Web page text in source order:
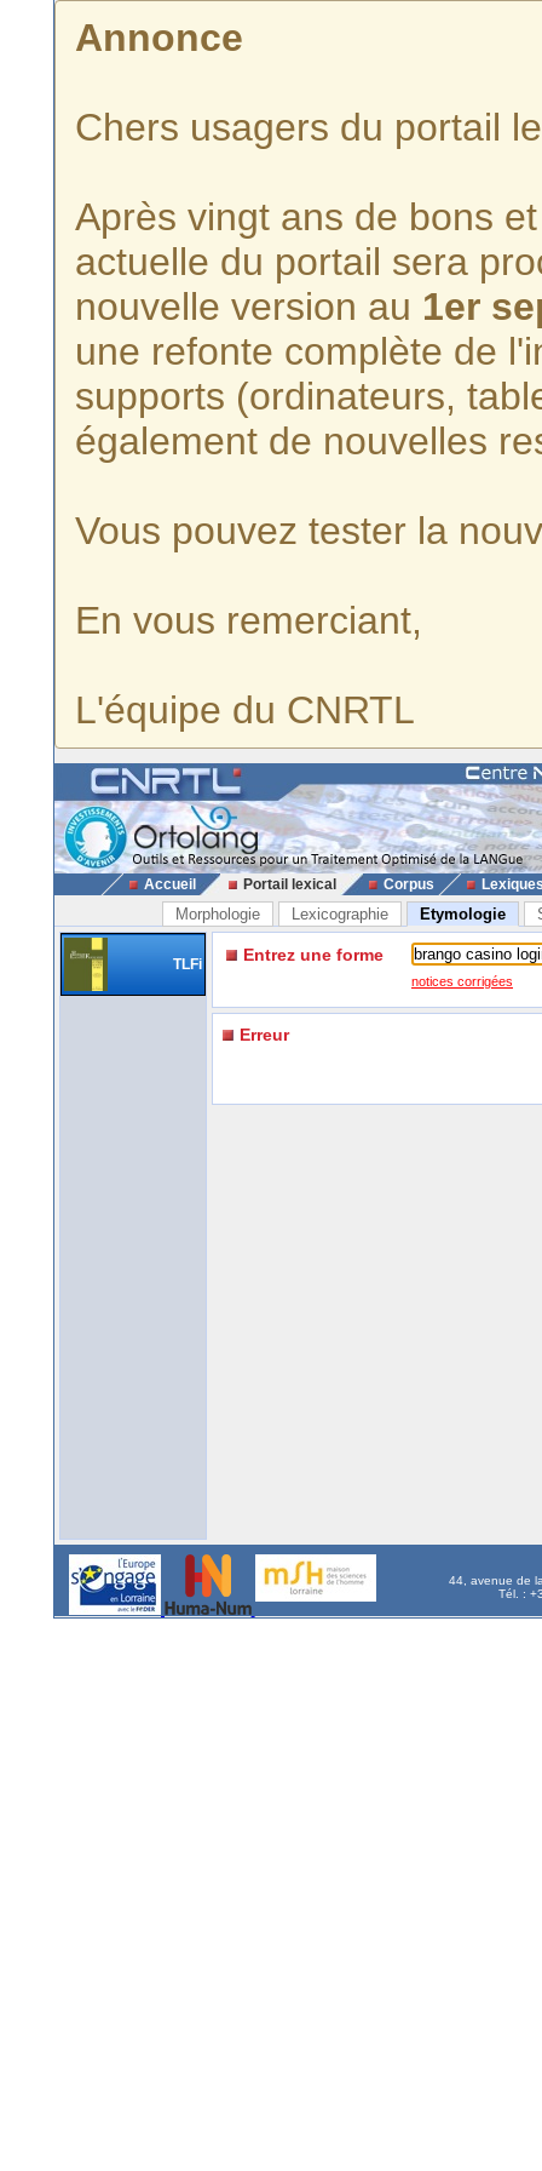
Annonce
Chers usagers du portail
Après vingt ans de bons
actuelle du portail sera
nouvelle version au 1er
une refonte complète de
supports (ordinateurs,
également de nouvelles
Vous pouvez tester la
En vous remerciant,
L'équipe du CNRTL
Accueil Portail lexical Corpus
Morphologie Lexicographie Etymologie
TLFi Entrez une forme
notices corrigées
Erreur
44, avenue de
Tél. :